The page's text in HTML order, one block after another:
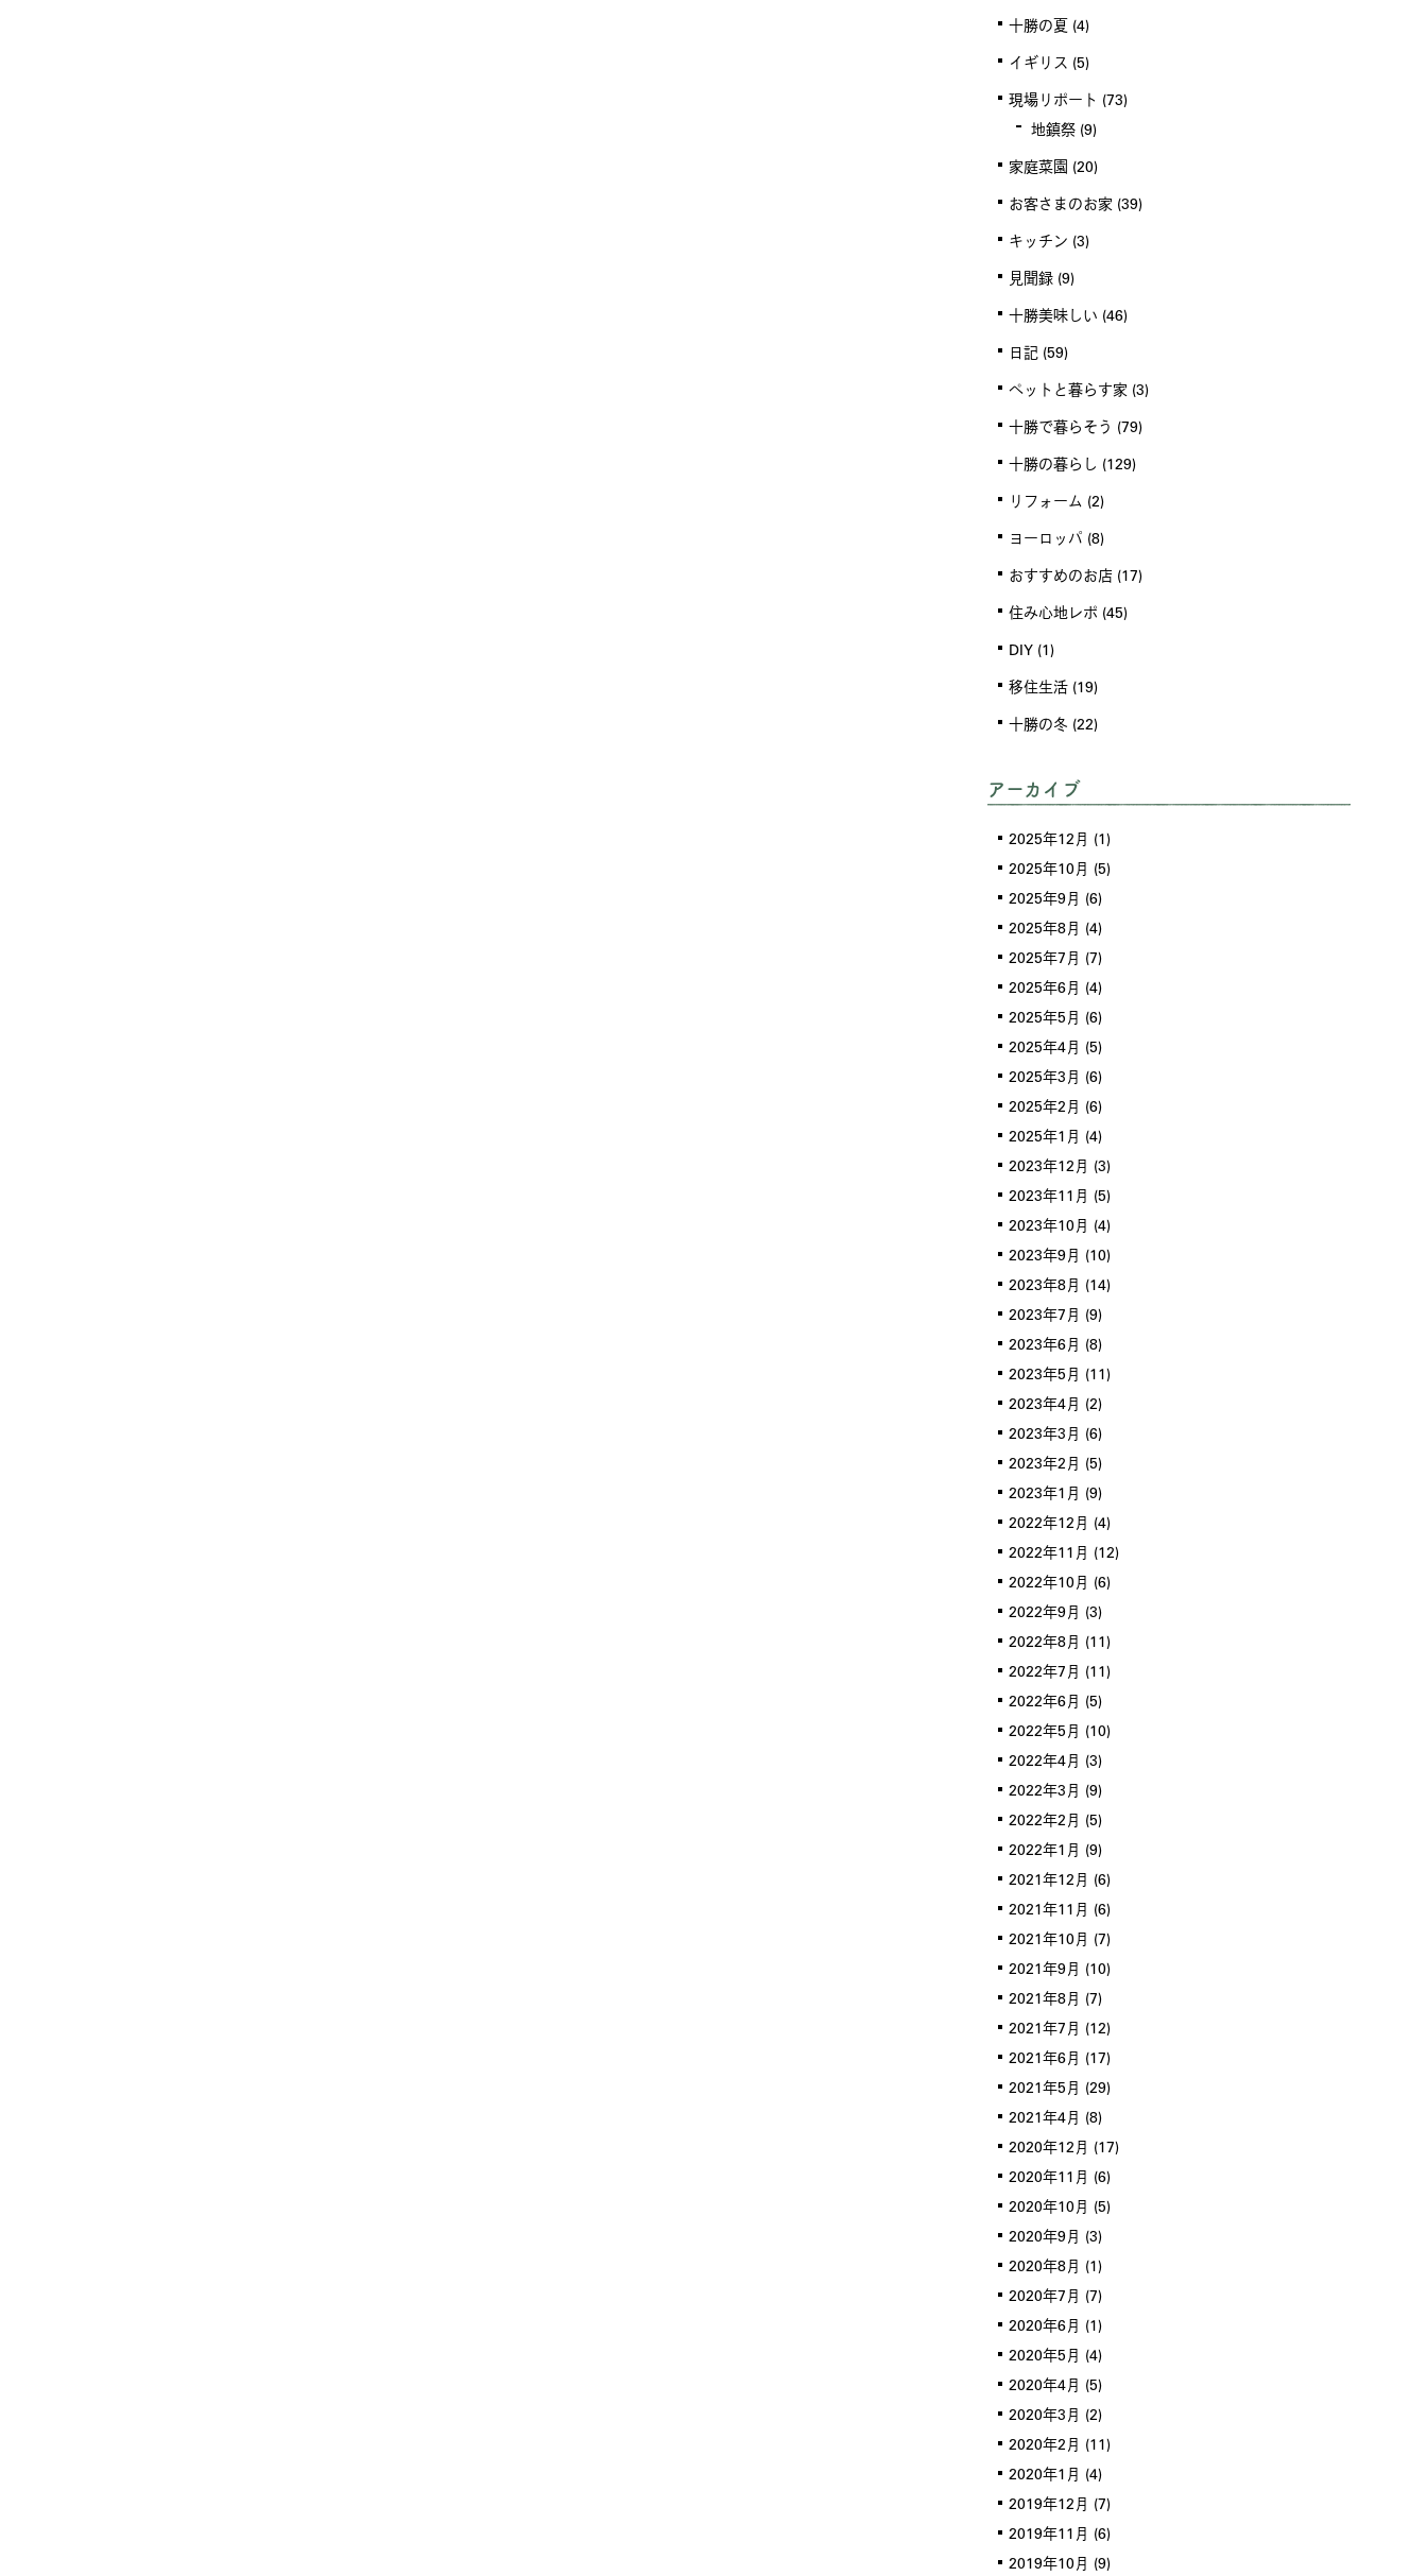
十勝の夏 (4)
イギリス (5)
現場リポート (73)
地鎮祭 (9)
家庭菜園 (20)
お客さまのお家 (39)
キッチン (3)
見聞録 (9)
十勝美味しい (46)
日記 (59)
ペットと暮らす家 (3)
十勝で暮らそう (79)
十勝の暮らし (129)
リフォーム (2)
ヨーロッパ (8)
おすすめのお店 (17)
住み心地レポ (45)
DIY (1)
移住生活 (19)
十勝の冬 (22)
アーカイブ
2025年12月 (1)
2025年10月 (5)
2025年9月 (6)
2025年8月 (4)
2025年7月 (7)
2025年6月 (4)
2025年5月 (6)
2025年4月 (5)
2025年3月 (6)
2025年2月 (6)
2025年1月 (4)
2023年12月 (3)
2023年11月 (5)
2023年10月 (4)
2023年9月 (10)
2023年8月 (14)
2023年7月 (9)
2023年6月 (8)
2023年5月 (11)
2023年4月 (2)
2023年3月 (6)
2023年2月 (5)
2023年1月 (9)
2022年12月 (4)
2022年11月 (12)
2022年10月 (6)
2022年9月 (3)
2022年8月 (11)
2022年7月 (11)
2022年6月 (5)
2022年5月 (10)
2022年4月 (3)
2022年3月 (9)
2022年2月 (5)
2022年1月 (9)
2021年12月 (6)
2021年11月 (6)
2021年10月 (7)
2021年9月 (10)
2021年8月 (7)
2021年7月 (12)
2021年6月 (17)
2021年5月 (29)
2021年4月 (8)
2020年12月 (17)
2020年11月 (6)
2020年10月 (5)
2020年9月 (3)
2020年8月 (1)
2020年7月 (7)
2020年6月 (1)
2020年5月 (4)
2020年4月 (5)
2020年3月 (2)
2020年2月 (11)
2020年1月 (4)
2019年12月 (7)
2019年11月 (6)
2019年10月 (9)